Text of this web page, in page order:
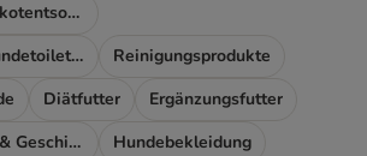
Produkte zur Hundekotentsorgung
Hundewindeln & Hundetoiletten
Reinigungsprodukte
Diätfutter
Ergänzungsfutter
Leinen, Halsbänder & Geschirre
Hundebekleidung